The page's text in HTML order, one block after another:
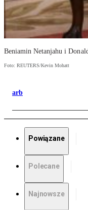
Beniamin Netanjahu i
Foto: REUTERS/Kevin Mohatt
arb
Powiązane
Polecane
Najnowsze